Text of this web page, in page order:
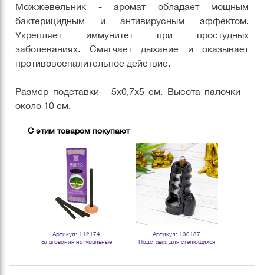
Можжевельник - аромат обладает мощным
бактерицидным и антивирусным эффектом.
Укрепляет иммунитет при простудных
заболеваниях. Смягчает дыхание и оказывает
противовоспалительное действие.
Размер подставки - 5х0,7х5 см. Высота палочки -
около 10 см.
С этим товаром покупают
Артикул: 112174
Благовония натуральные
Артикул: 130187
Подставка для стелющихся